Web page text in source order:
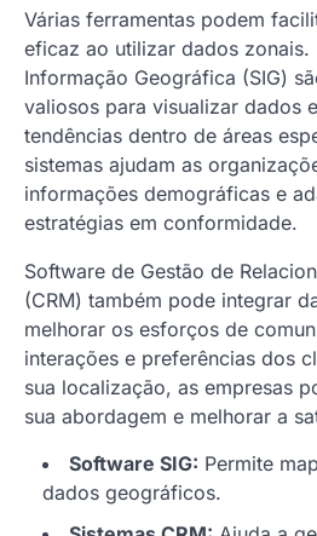
Várias ferramentas podem
eficaz ao utilizar dados zonais.
Informação Geográfica (SIG)
valiosos para visualizar dados
tendências dentro de áreas
sistemas ajudam as
informações demográficas e
estratégias em conformidade.
Software de Gestão de
(CRM) também pode integrar
melhorar os esforços de
interações e preferências dos
sua localização, as empresas
sua abordagem e melhorar a
Software SIG: Permite
dados geográficos.